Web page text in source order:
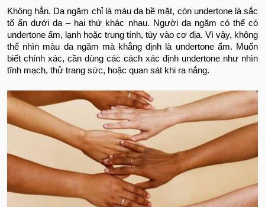
Không hẳn. Da ngăm chỉ là màu da bề mặt, còn undertone là sắc
tố ẩn dưới da – hai thứ khác nhau. Người da ngăm có thể có
undertone ấm, lạnh hoặc trung tính, tùy vào cơ địa. Vì vậy, không
thể nhìn màu da ngăm mà khẳng định là undertone ấm. Muốn
biết chính xác, cần dùng các cách xác định undertone như nhìn
tĩnh mạch, thử trang sức, hoặc quan sát khi ra nắng.